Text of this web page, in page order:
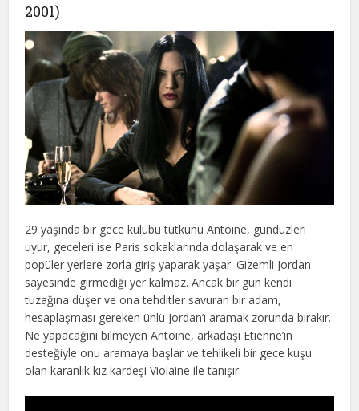
2001)
29 yaşında bir gece kulübü tutkunu Antoine, gündüzleri
uyur, geceleri ise Paris sokaklarında dolaşarak ve en
popüler yerlere zorla giriş yaparak yaşar. Gizemli Jordan
sayesinde girmediği yer kalmaz. Ancak bir gün kendi
tuzağına düşer ve ona tehditler savuran bir adam,
hesaplaşması gereken ünlü Jordan’ı aramak zorunda bırakır.
Ne yapacağını bilmeyen Antoine, arkadaşı Etienne’in
desteğiyle onu aramaya başlar ve tehlikeli bir gece kuşu
olan karanlık kız kardeşi Violaine ile tanışır.